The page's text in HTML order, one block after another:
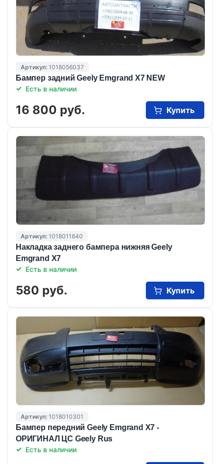
Артикул: 1018056037
Бампер задний Geely Emgrand X7 NEW
Есть в наличии
16 800 руб. Купить
Артикул: 1018011640
Накладка заднего бампера нижняя Geely
Emgrand X7
Есть в наличии
580 руб. Купить
Артикул: 1018010301
Бампер передний Geely Emgrand X7 -
ОРИГИНАЛ ЦС Geely Rus
Есть в наличии